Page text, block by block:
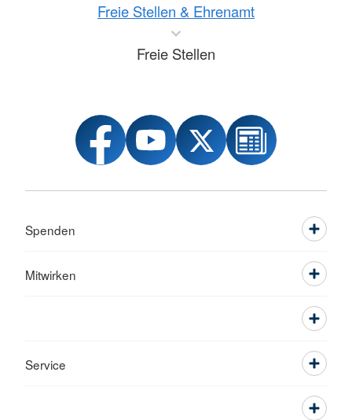
Freie Stellen & Ehrenamt
Freie Stellen
Spenden
Mitwirken
Service